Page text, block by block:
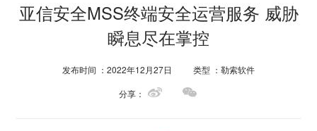
亚信安全MSS终端安全运营服务 威胁
瞬息尽在掌控
发布时间 ：2022年12月27日
类型 ：勒索软件
分享：